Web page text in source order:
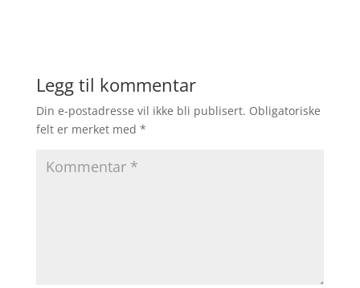
Legg til kommentar
Din e-postadresse vil ikke bli publisert. Obligatoriske
felt er merket med *